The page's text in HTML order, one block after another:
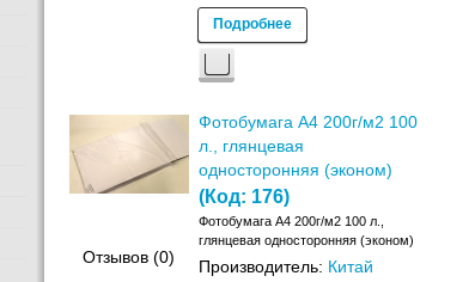
Подробнее
Отзывов (0)
Фотобумага A4 200г/м2 100
л., глянцевая
односторонняя (эконом)
(Код: 176)
Фотобумага A4 200г/м2 100 л.,
глянцевая односторонняя (эконом)
Производитель: Китай